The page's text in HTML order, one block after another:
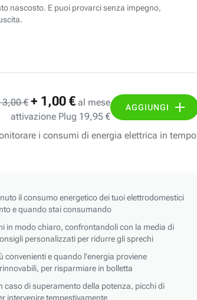
nascosto. E puoi provarci senza impegno,
3,00 € + 1,00 € al mese
attivazione Plug 19,95 €
AGGIUNGI
i consumi di energia elettrica in tempo
il consumo energetico dei tuoi elettrodomestici
e quando stai consumando
in modo chiaro, confrontandoli con la media di
personalizzati per ridurre gli sprechi
convenienti e quando l’energia proviene
per risparmiare in bolletta
caso di superamento della potenza, picchi di
intervenire tempestivamente